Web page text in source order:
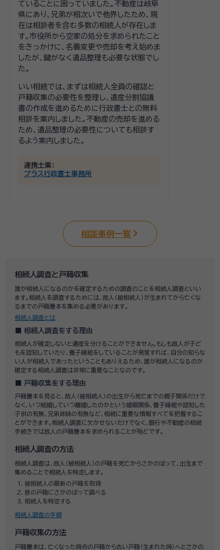
ていることに困っていました。不動産は岐阜
県にあり、兄弟が相次いで他界したため、現
在は相談者を含む多数の相続人が存在しま
す。市役所から空家の処分を求められたこと
をきっかけに、名義変更や売却を考え始めま
したが、鍵がなく遺品整理も必要な状態でし
た。
いい相続では、まずは相続人全員の確認と
戸籍収集の必要性を整理し、遺産分割協議
書の作成を進めるために行政書士との無料
相談を案内しました。不動産の売却を進める
ため、遺品整理の必要性についても相談す
るよう案内しました。
連携士業：
プラス行政書士事務所
相談事例一覧
相続人調査と戸籍収集
誰が相続人になるのかを確定するための調査のことを相続人調査といい
ます。相続人を調査するためには、故人（被相続人）が生まれてから亡くな
るまでの戸籍謄本を集める必要があります。
相続人調査とは
相続人調査をする理由
相続人が確定しないと遺産を分けることができません。もしも故人が子ど
もを認知していたり、養子縁組をしていることが発覚すれば、自分の知らな
い人が相続人であったということもありえるため、誰が相続人になるのか
確定する相続人調査は非常に重要なことなのです。
戸籍収集をする理由
戸籍謄本を見ると、故人（被相続人）の出生から死亡までの親子関係だけで
なく、いつ結婚していつ離婚したのかという婚姻関係、養子縁組や認知した
子供の有無、兄弟姉妹の有無など、相続に重要な情報すべてを把握するこ
とができます。相続人調査に欠かせないだけでなく、銀行や不動産の相続
手続きでは故人の戸籍謄本を求められることが殆どです。
相続人調査の方法
相続人調査は、故人（被相続人）の戸籍を死亡からさかのぼって、出生まで
集めることで相続人を特定します。
被相続人の最新の戸籍を取得
昔の戸籍にさかのぼって調べる
相続人を特定する
相続人調査の手順
戸籍収集の方法
戸籍謄本は、亡くなった時点の戸籍から古い戸籍（生まれた時）へとさかの